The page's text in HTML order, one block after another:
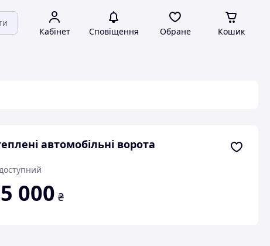
Кабінет Сповіщення Обране Кошик
автомобільні ворота
000 ₴